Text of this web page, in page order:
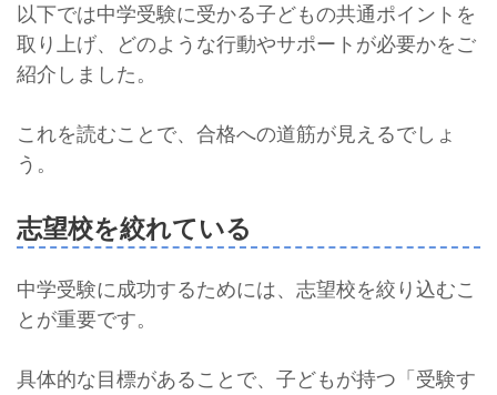
以下では中学受験に受かる子どもの共通ポイントを
取り上げ、どのような行動やサポートが必要かをご
紹介しました。
これを読むことで、合格への道筋が見えるでしょ
う。
志望校を絞れている
中学受験に成功するためには、志望校を絞り込むこ
とが重要です。
具体的な目標があることで、子どもが持つ「受験す